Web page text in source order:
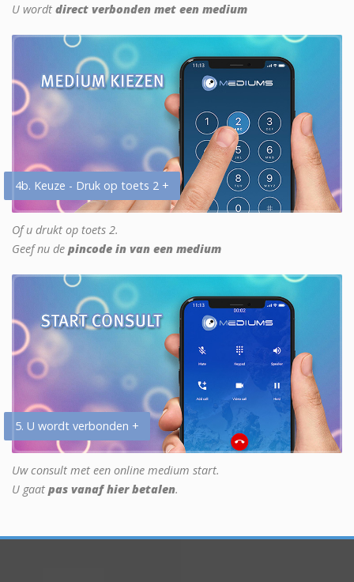
U wordt direct verbonden met een medium
4b. Keuze - Druk op toets 2 +
Of u drukt op toets 2.
Geef nu de pincode in van een medium
5. U wordt verbonden +
Uw consult met een online medium start.
U gaat pas vanaf hier betalen.